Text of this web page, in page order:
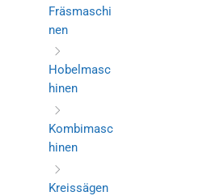
Fräsmaschi
nen
Hobelmasc
hinen
Kombimasc
hinen
Kreissägen